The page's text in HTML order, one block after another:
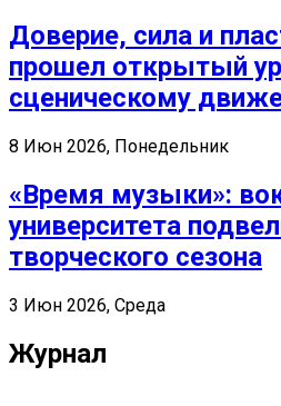
Доверие, сила и
прошел открытый
сценическому
8 Июн 2026, Понедельник
«Время музыки»:
университета
творческого сезона
3 Июн 2026, Среда
Журнал